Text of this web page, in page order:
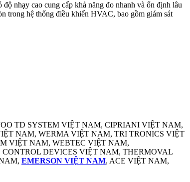
nhạy cao cung cấp khả năng đo nhanh và ổn định lâu
trong hệ thống điều khiển HVAC, bao gồm giám sát
TD SYSTEM VIỆT NAM, CIPRIANI VIỆT NAM,
NAM, WERMA VIỆT NAM, TRI TRONICS VIỆT
VIỆT NAM, WEBTEC VIỆT NAM,
DEVICES VIỆT NAM, THERMOVAL
EMERSON VIỆT NAM, ACE VIỆT NAM,